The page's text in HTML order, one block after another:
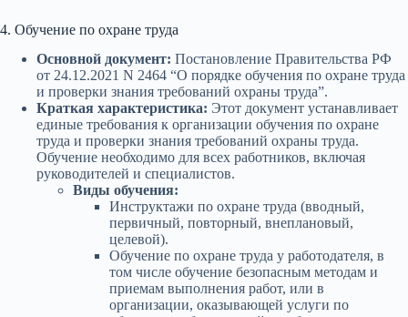
4. Обучение по охране труда
Основной документ: Постановление Правительства РФ
от 24.12.2021 N 2464 “О порядке обучения по охране труда
и проверки знания требований охраны труда”.
Краткая характеристика: Этот документ устанавливает
единые требования к организации обучения по охране
труда и проверки знания требований охраны труда.
Обучение необходимо для всех работников, включая
руководителей и специалистов.
Виды обучения:
Инструктажи по охране труда (вводный,
первичный, повторный, внеплановый,
целевой).
Обучение по охране труда у работодателя, в
том числе обучение безопасным методам и
приемам выполнения работ, или в
организации, оказывающей услуги по